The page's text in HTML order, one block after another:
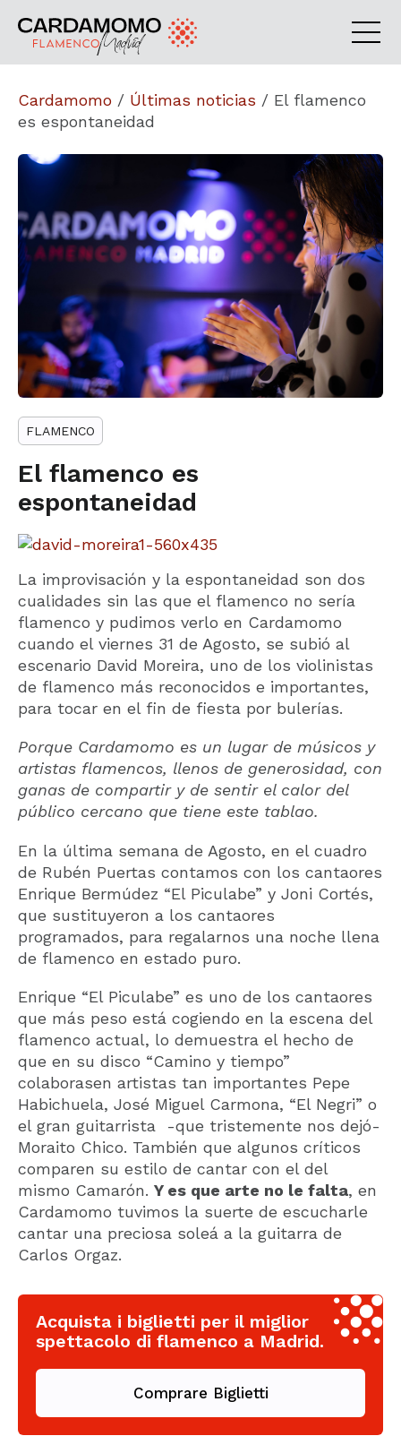
Cardamomo / Últimas noticias / El flamenco
es espontaneidad
FLAMENCO
El flamenco es
espontaneidad
La improvisación y la espontaneidad son dos
cualidades sin las que el flamenco no sería
flamenco y pudimos verlo en Cardamomo
cuando el viernes 31 de Agosto, se subió al
escenario David Moreira, uno de los violinistas
de flamenco más reconocidos e importantes,
para tocar en el fin de fiesta por bulerías.
Porque Cardamomo es un lugar de músicos y
artistas flamencos, llenos de generosidad, con
ganas de compartir y de sentir el calor del
público cercano que tiene este tablao.
En la última semana de Agosto, en el cuadro
de Rubén Puertas contamos con los cantaores
Enrique Bermúdez “El Piculabe” y Joni Cortés,
que sustituyeron a los cantaores
programados, para regalarnos una noche llena
de flamenco en estado puro.
Enrique “El Piculabe” es uno de los cantaores
que más peso está cogiendo en la escena del
flamenco actual, lo demuestra el hecho de
que en su disco “Camino y tiempo”
colaborasen artistas tan importantes Pepe
Habichuela, José Miguel Carmona, “El Negri” o
el gran guitarrista -que tristemente nos dejó-
Moraito Chico. También que algunos críticos
comparen su estilo de cantar con el del
mismo Camarón. Y es que arte no le falta, en
Cardamomo tuvimos la suerte de escucharle
cantar una preciosa soleá a la guitarra de
Carlos Orgaz.
Acquista i biglietti per il miglior
spettacolo di flamenco a Madrid.
Comprare Biglietti